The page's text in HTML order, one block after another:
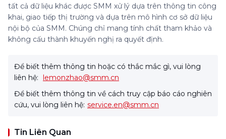
tất cả dữ liệu khác được SMM xử lý dựa trên thông tin công
khai, giao tiếp thị trường và dựa trên mô hình cơ sở dữ liệu
nội bộ của SMM. Chúng chỉ mang tính chất tham khảo và
không cấu thành khuyến nghị ra quyết định.
Để biết thêm thông tin hoặc có thắc mắc gì, vui lòng
liên hệ: lemonzhao@smm.cn
Để biết thêm thông tin về cách truy cập báo cáo nghiên
cứu, vui lòng liên hệ: service.en@smm.cn
Tin Liên Quan